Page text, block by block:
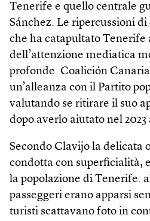
Tenerife e quello centrale
Sánchez. Le ripercussioni
che ha catapultato Tenerife
dell’attenzione mediatica
profonde. Coalición
un’alleanza con il Partito
valutando se ritirare il suo
dopo averlo aiutato nel
Secondo Clavijo la delicata
condotta con superficialità,
la popolazione di Tenerife:
passeggeri erano apparsi
turisti scattavano foto in